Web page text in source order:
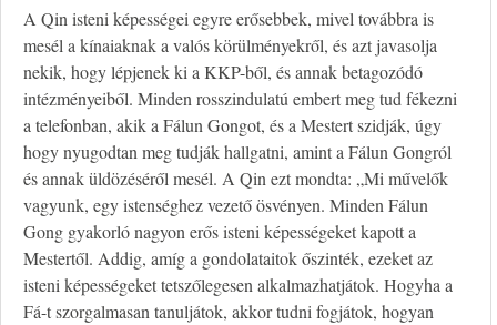
A Qin isteni képességei egyre erősebbek, mivel továbbra is
mesél a kínaiaknak a valós körülményekről, és azt javasolja
nekik, hogy lépjenek ki a KKP-ből, és annak betagozódó
intézményeiből. Minden rosszindulatú embert meg tud fékezni
a telefonban, akik a Fálun Gongot, és a Mestert szidják, úgy
hogy nyugodtan meg tudják hallgatni, amint a Fálun Gongról
és annak üldözéséről mesél. A Qin ezt mondta: „Mi művelők
vagyunk, egy istenséghez vezető ösvényen. Minden Fálun
Gong gyakorló nagyon erős isteni képességeket kapott a
Mestertől. Addig, amíg a gondolataitok őszinték, ezeket az
isteni képességeket tetszőlegesen alkalmazhatjátok. Hogyha a
Fá-t szorgalmasan tanuljátok, akkor tudni fogjátok, hogyan